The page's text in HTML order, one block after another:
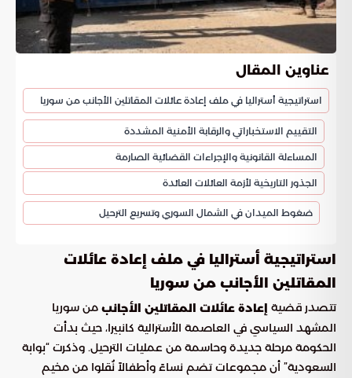
عناوين المقال
استراتيجية أستراليا في ملف إعادة عائلات المقاتلين الأجانب من سوريا
التقييم الاستخباراتي والرقابة الأمنية المشددة
المساءلة القانونية والإجراءات القضائية الصارمة
الجذور التاريخية لأزمة العائلات العائدة
ضغوط الميدان في الشمال السوري وتسريع الترحيل
استراتيجية أستراليا في ملف إعادة عائلات
المقاتلين الأجانب من سوريا
تتصدر قضية إعادة عائلات المقاتلين الأجانب من سوريا
المشهد السياسي في العاصمة الأسترالية كانبيرا، حيث بدأت
الحكومة مرحلة جديدة وحاسمة من عمليات الترحيل. وذكرت “بوابة
السعودية” أن مجموعات تضم نساءً وأطفالاً نُقلوا من مخيم